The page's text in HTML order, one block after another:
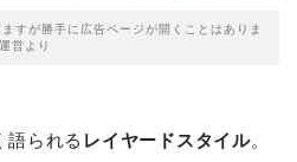
すが勝手に広告ページが開くことはありま
営より
語られる レイヤードスタイル。